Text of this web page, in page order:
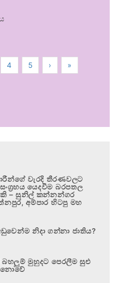
4 5 › »
වැරදි තීරණවලට
යෙදවීම බරපතල
– සුනිල් කන්නන්ගර
අම්පාර හිටපු මහ
නිදා ගන්නා ජාතිය?
මුහුදට පෙරලීම සුළු
නොවේ